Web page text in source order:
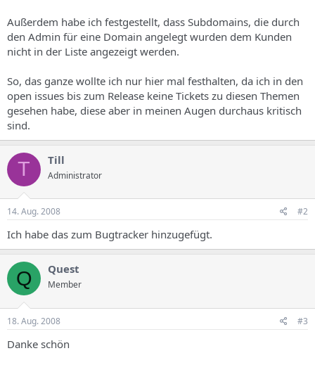
Außerdem habe ich festgestellt, dass Subdomains, die durch
den Admin für eine Domain angelegt wurden dem Kunden
nicht in der Liste angezeigt werden.
So, das ganze wollte ich nur hier mal festhalten, da ich in den
open issues bis zum Release keine Tickets zu diesen Themen
gesehen habe, diese aber in meinen Augen durchaus kritisch
sind.
T Till
Administrator
14. Aug. 2008 #2
Ich habe das zum Bugtracker hinzugefügt.
Q Quest
Member
18. Aug. 2008 #3
Danke schön